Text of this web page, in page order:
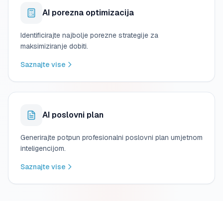
AI porezna optimizacija
Identificirajte najbolje porezne strategije za
maksimiziranje dobiti.
Saznajte vise
AI poslovni plan
Generirajte potpun profesionalni poslovni plan umjetnom
inteligencijom.
Saznajte vise